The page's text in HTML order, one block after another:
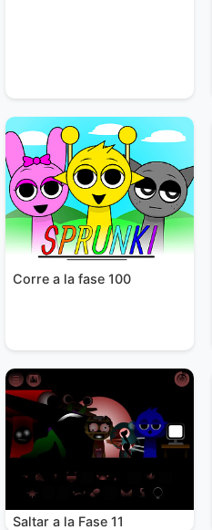
Corre a la fase 100
Saltar a la Fase 11